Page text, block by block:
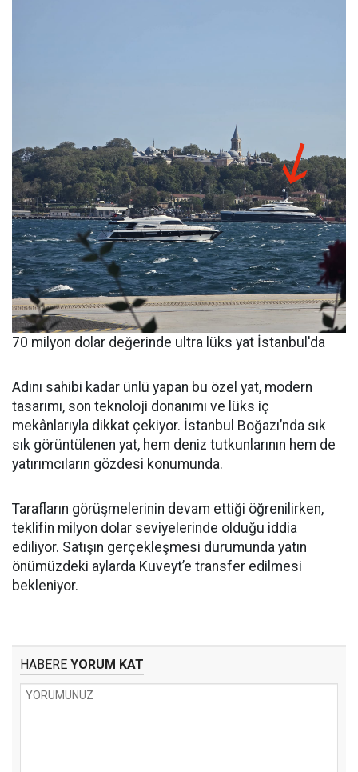
70 milyon dolar değerinde ultra lüks yat İstanbul'da
Adını sahibi kadar ünlü yapan bu özel yat, modern
tasarımı, son teknoloji donanımı ve lüks iç
mekânlarıyla dikkat çekiyor. İstanbul Boğazı’nda sık
sık görüntülenen yat, hem deniz tutkunlarının hem de
yatırımcıların gözdesi konumunda.
Tarafların görüşmelerinin devam ettiği öğrenilirken,
teklifin milyon dolar seviyelerinde olduğu iddia
ediliyor. Satışın gerçekleşmesi durumunda yatın
önümüzdeki aylarda Kuveyt’e transfer edilmesi
bekleniyor.
HABERE YORUM KAT